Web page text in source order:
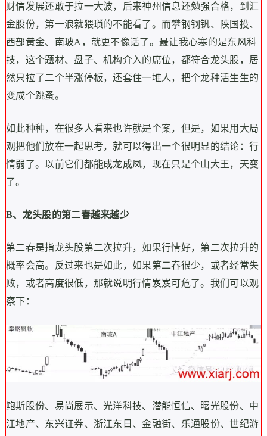
财信发展还敢于拉一大波，后来神州信息还勉强合格，到汇
金股份，第一浪就猥琐的不能看了。而攀钢钢钒、陕国投、
西部黄金、南玻A，就更不像话了。最让我心寒的是东风科
技，这个题材、盘子、机构介入的席位，都符合龙头股，居
然只拉了二个半涨停板，还套住一堆人，把个龙种活生生的
变成个跳蚤。
如此种种，在很多人看来也许就是个案，但是，如果用大局
观把他们放在一起思考，就可以得出一个很明显的结论：行
情弱了。以前它们都能成龙成凤，现在只是个山大王，天变
了。
B、龙头股的第二春越来越少
第二春是指龙头股第二次拉升，如果行情好，第二次拉升的
概率会高。反过来也是如此，如果第二春很少，或者经常失
败，或者高度很低，那就说明行情岌岌可危了。我们可以观
察下：
鲍斯股份、易尚展示、光洋科技、潜能恒信、曙光股份、中
江地产、东兴证券、浙江东日、金融街、乐通股份、世纪游